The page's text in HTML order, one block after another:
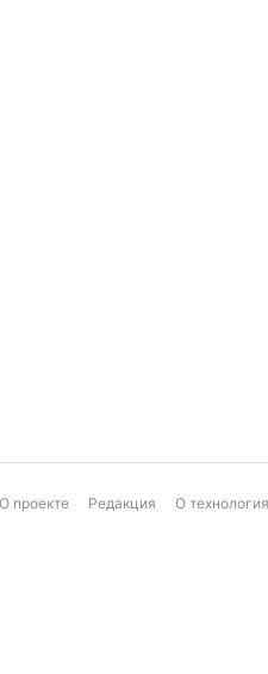
О проекте Редакция О